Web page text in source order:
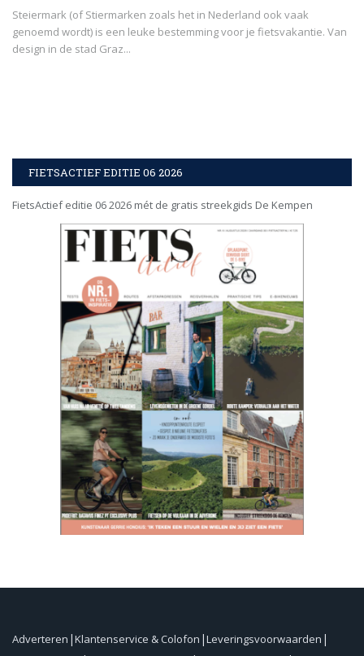
Steiermark (of Stiermarken zoals het in Nederland ook vaak
genoemd wordt) is een leuke bestemming voor je fietsvakantie. Van
design in de stad Graz...
FIETSACTIEF EDITIE 06 2026
FietsActief editie 06 2026 mét de gratis streekgids De Kempen
Adverteren Klantenservice & Colofon Leveringsvoorwaarden